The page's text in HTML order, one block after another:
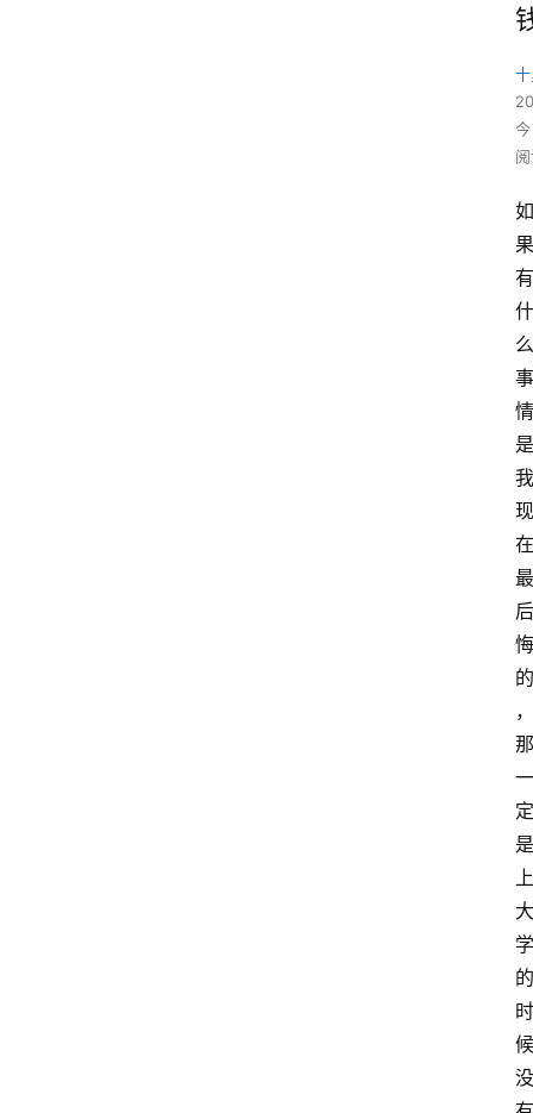
如
果
有
什
么
事
情
是
我
现
在
最
后
悔
的
，
那
一
定
是
上
大
学
的
时
候
没